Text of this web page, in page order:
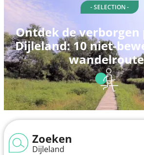
- SELECTION -
Ontdek de verborgen
Dijleland: 10 niet-
Zoeken
Dijleland